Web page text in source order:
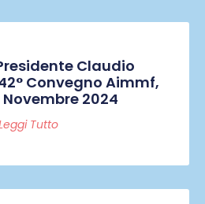
Claudio
Convegno Aimmf,
2024
Tutto